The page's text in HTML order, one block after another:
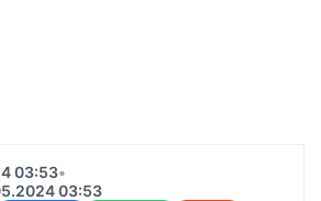
03:53•
03:53